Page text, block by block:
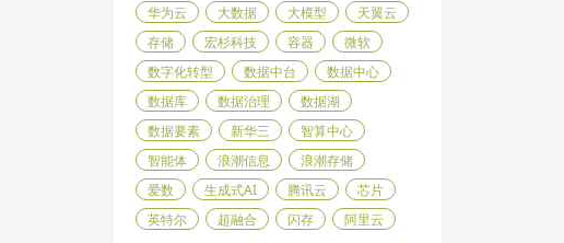
华为云
大数据 大模型
天翼云
存储
宏杉科技 容器
微软
数字化转型
数据中台
数据中心
数据库
数据治理
数据湖
数据要素
新华三
智算中心
智能体
浪潮信息
浪潮存储
爱数
生成式AI 腾讯云
芯片
英特尔
超融合 闪存 阿里云